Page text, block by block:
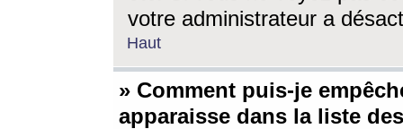
votre administrateur a
Haut
» Comment puis-je
apparaisse dans la liste